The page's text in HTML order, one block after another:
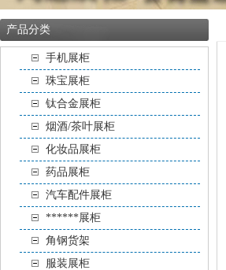
产品分类
手机展柜
珠宝展柜
钛合金展柜
烟酒/茶叶展柜
化妆品展柜
药品展柜
汽车配件展柜
******展柜
角钢货架
服装展柜